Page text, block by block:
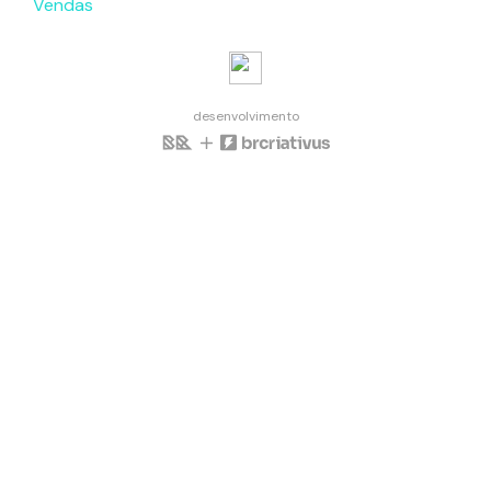
Vendas
desenvolvimento